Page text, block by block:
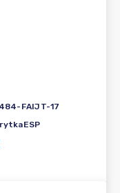
FAIJT-17